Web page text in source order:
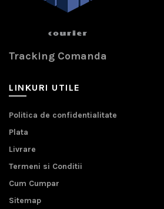
Tracking Comanda
LINKURI UTILE
Politica de confidentialitate
Plata
Livrare
Termeni si Conditii
Cum Cumpar
Sitemap